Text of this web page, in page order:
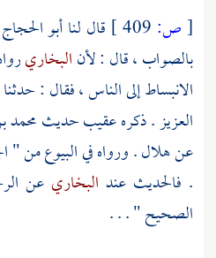
[ص: قال لناأبو
بالصواب ، قال : لأنالبخاري
الانبساط إلى الناس ، فقال : حدثنا
العزيز. ذكره عقيب حديثمحمد
عنهلال. ورواه في البيوع من
. فالحديث عند البخاري عن
الصحيح " . . .